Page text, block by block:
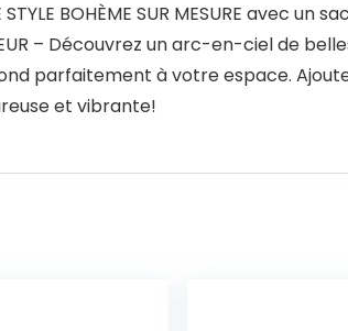
STYLE BOHÈME SUR MESURE
– Découvrez un arc-en-ciel de
parfaitement à votre espace.
et vibrante!